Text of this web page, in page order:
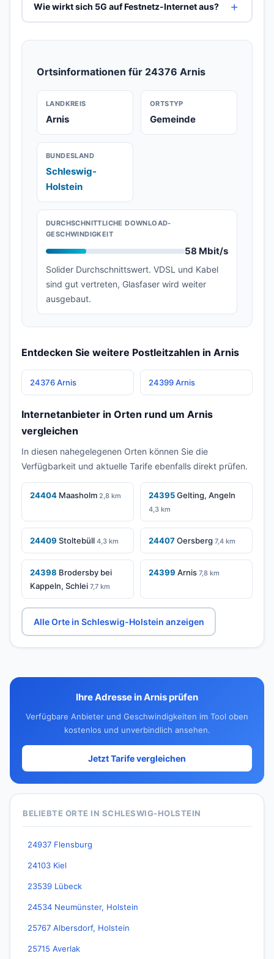
Wie wirkt sich 5G auf Festnetz-Internet aus?
Ortsinformationen für 24376 Arnis
LANDKREIS
Arnis
ORTSTYP
Gemeinde
BUNDESLAND
Schleswig-
Holstein
DURCHSCHNITTLICHE DOWNLOAD-
GESCHWINDIGKEIT
58 Mbit/s
Solider Durchschnittswert. VDSL und Kabel
sind gut vertreten, Glasfaser wird weiter
ausgebaut.
Entdecken Sie weitere Postleitzahlen in Arnis
24376 Arnis 24399 Arnis
Internetanbieter in Orten rund um Arnis
vergleichen
In diesen nahegelegenen Orten können Sie die
Verfügbarkeit und aktuelle Tarife ebenfalls direkt prüfen.
24404 Maasholm 2,8 km 24395Gelting, Angeln
4,3 km
24409 Stoltebüll 4,3 km 24407Oersberg 7,4 km
24398 Brodersby bei
Kappeln, Schlei 7,7 km
24399 Arnis 7,8 km
Alle Orte in Schleswig-Holstein anzeigen
Ihre Adresse in Arnis prüfen
Verfügbare Anbieter und Geschwindigkeiten im Tool oben
kostenlos und unverbindlich ansehen.
Jetzt Tarife vergleichen
BELIEBTE ORTE IN SCHLESWIG-HOLSTEIN
24937 Flensburg
24103 Kiel
23539 Lübeck
24534 Neumünster, Holstein
25767 Albersdorf, Holstein
25715 Averlak